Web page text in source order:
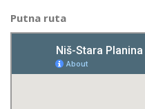
Putna ruta